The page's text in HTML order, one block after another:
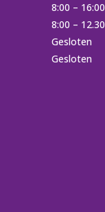
8:00 – 16:00
8:00 – 12.30
Gesloten
Gesloten